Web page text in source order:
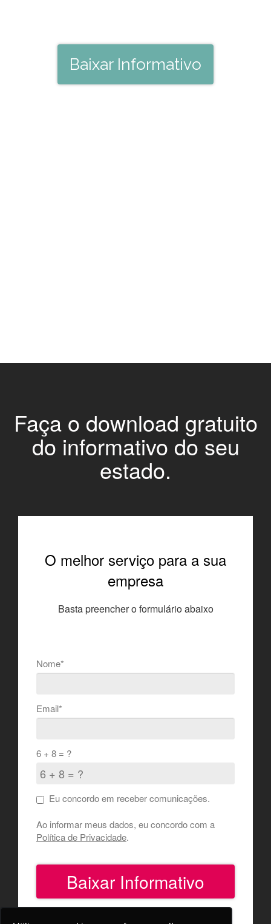
Baixar Informativo
Faça o download gratuito
do informativo do seu
estado.
O melhor serviço para a sua
empresa
Basta preencher o formulário abaixo
Nome*
Email*
6 + 8 = ?
Eu concordo em receber comunicações.
Ao informar meus dados, eu concordo com a
Política de Privacidade.